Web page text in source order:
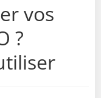
vos
?